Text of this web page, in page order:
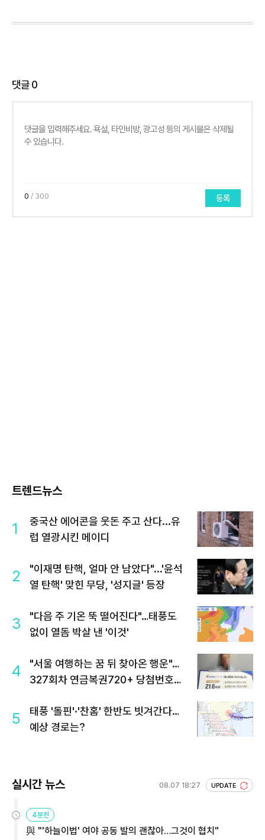
댓글0
0 / 300 등록
트렌드뉴스
1
중국산 에어콘을 웃돈 주고 산다...유
럽 열광시킨 메이디
2
"이재명 탄핵, 얼마 안 남았다"...'윤석
열 탄핵' 맞힌 무당, '성지글' 등장
3
"다음 주 기온 뚝 떨어진다"…태풍도
없이 열돔 박살 낸 '이것'
4
"서울 여행하는 꿈 뒤 찾아온 행운"…
327회차 연금복권720+ 당첨번호조
5
태풍 '돌핀'·'찬홈' 한반도 빗겨간다…
예상 경로는?
실시간 뉴스 08.07 18:27 UPDATE
4분전
與 "'하늘이법' 여야 공동 발의 괜찮아…그것이 협치"